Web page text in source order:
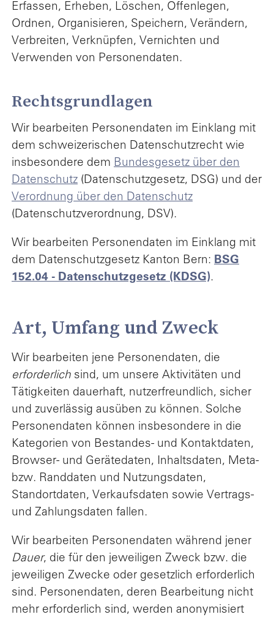
Erfassen, Erheben, Löschen, Offenlegen,
Ordnen, Organisieren, Speichern, Verändern,
Verbreiten, Verknüpfen, Vernichten und
Verwenden von Personendaten.
Rechtsgrundlagen
Wir bearbeiten Personendaten im Einklang mit
dem schweizerischen Datenschutzrecht wie
insbesondere dem Bundesgesetz über den
Datenschutz (Datenschutzgesetz, DSG) und der
Verordnung über den Datenschutz
(Datenschutzverordnung, DSV).
Wir bearbeiten Personendaten im Einklang mit
dem Datenschutzgesetz Kanton Bern: BSG
152.04 - Datenschutzgesetz (KDSG).
Art, Umfang und Zweck
Wir bearbeiten jene Personendaten, die
erforderlich sind, um unsere Aktivitäten und
Tätigkeiten dauerhaft, nutzerfreundlich, sicher
und zuverlässig ausüben zu können. Solche
Personendaten können insbesondere in die
Kategorien von Bestandes- und Kontaktdaten,
Browser- und Gerätedaten, Inhaltsdaten, Meta-
bzw. Randdaten und Nutzungsdaten,
Standortdaten, Verkaufsdaten sowie Vertrags-
und Zahlungsdaten fallen.
Wir bearbeiten Personendaten während jener
Dauer, die für den jeweiligen Zweck bzw. die
jeweiligen Zwecke oder gesetzlich erforderlich
sind. Personendaten, deren Bearbeitung nicht
mehr erforderlich sind, werden anonymisiert